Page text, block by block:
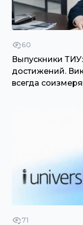
60
Выпускники
достижений.
всегда
71